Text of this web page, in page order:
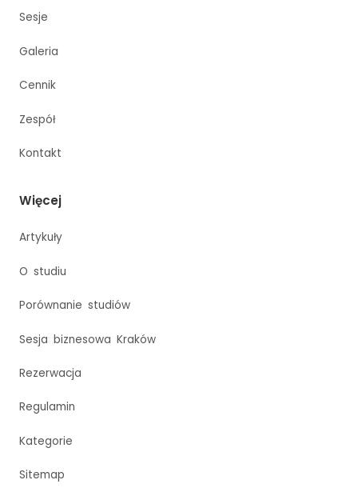
Sesje
Galeria
Cennik
Zespół
Kontakt
Więcej
Artykuły
O studiu
Porównanie studiów
Sesja biznesowa Kraków
Rezerwacja
Regulamin
Kategorie
Sitemap